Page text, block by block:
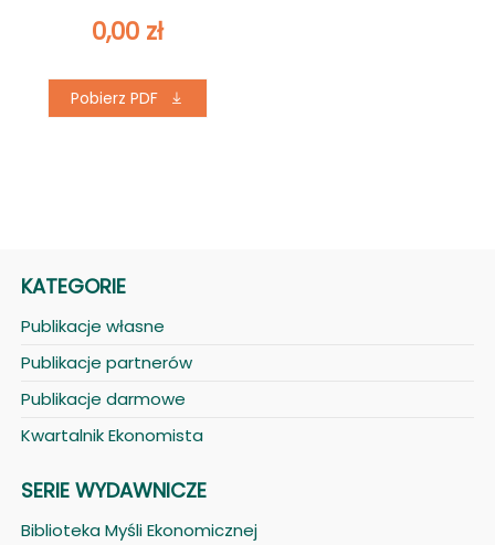
0,00 zł
Pobierz PDF
KATEGORIE
Publikacje własne
Publikacje partnerów
Publikacje darmowe
Kwartalnik Ekonomista
SERIE WYDAWNICZE
Biblioteka Myśli Ekonomicznej